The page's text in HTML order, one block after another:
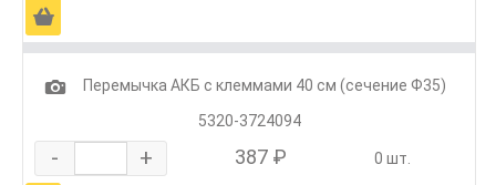
Ä
1
Перемычка АКБ с клеммами 40 см (сечение Ф35)
5320-3724094
- + 387 ₽ 0 шт.